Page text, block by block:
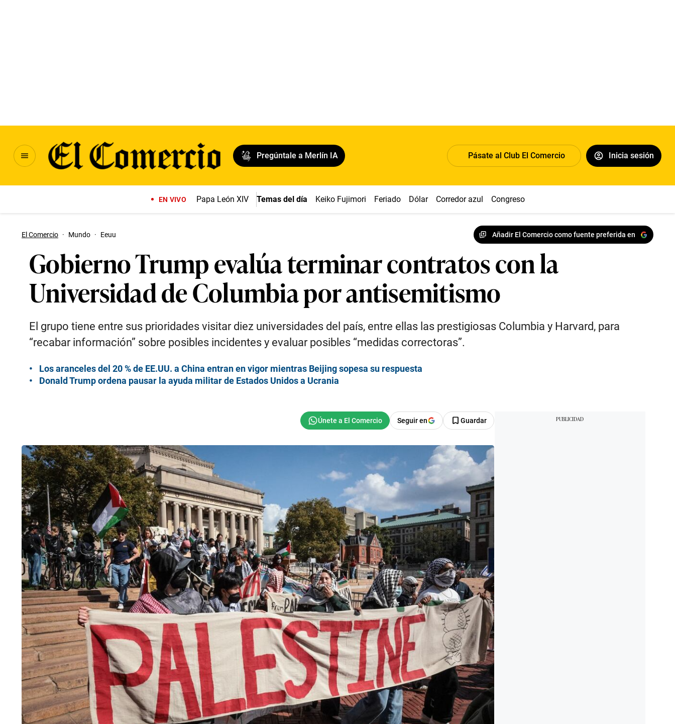
Pregúntale a Merlín IA Pásate al Club El Comercio Inicia sesión
EN VIVO Papa León XIV Temas del día Keiko Fujimori Feriado Dólar Corredor azul Congreso
El Comercio · Mundo · Eeuu Añadir El Comercio como fuente preferida en
Gobierno Trump evalúa terminar contratos con la
Universidad de Columbia por antisemitismo
El grupo tiene entre sus prioridades visitar diez universidades del país, entre ellas las prestigiosas Columbia y Harvard, para
“recabar información” sobre posibles incidentes y evaluar posibles “medidas correctoras”.
Los aranceles del 20 % de EE.UU. a China entran en vigor mientras Beijing sopesa su respuesta
Donald Trump ordena pausar la ayuda militar de Estados Unidos a Ucrania
Seguir en Guardar